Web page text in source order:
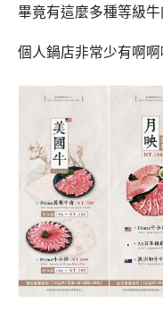
畢竟有這麼多種等級
個人鍋店非常少有啊啊